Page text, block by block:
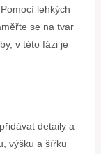
lehkých
se na tvar
v této fázi je
detaily a
výšku a šířku